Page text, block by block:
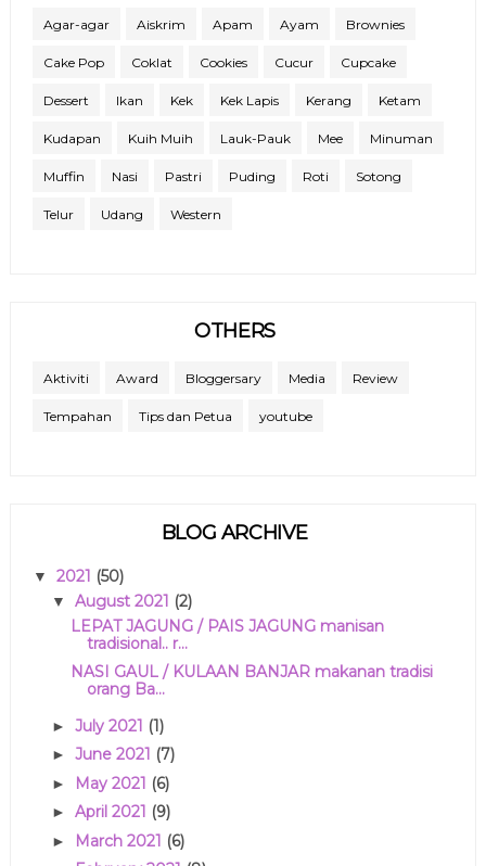
Agar-agar Aiskrim Apam Ayam Brownies
Cake Pop Coklat Cookies Cucur Cupcake
Dessert Ikan Kek Kek Lapis Kerang Ketam
Kudapan Kuih Muih Lauk-Pauk Mee Minuman
Muffin Nasi Pastri Puding Roti Sotong
Telur Udang Western
OTHERS
Aktiviti Award Bloggersary Media Review
Tempahan Tips dan Petua youtube
BLOG ARCHIVE
▼ 2021 (50)
▼ August 2021 (2)
LEPAT JAGUNG / PAIS JAGUNG manisan
tradisional.. r...
NASI GAUL / KULAAN BANJAR makanan tradisi
orang Ba...
► July 2021 (1)
► June 2021 (7)
► May 2021 (6)
► April 2021 (9)
► March 2021 (6)